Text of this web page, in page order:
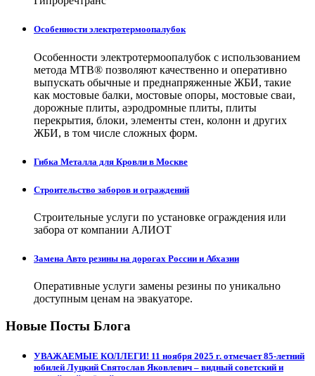
Особенности электротермоопалубок
Особенности электротермоопалубок с использованием
метода МТВ® позволяют качественно и оперативно
выпускать обычные и преднапряженные ЖБИ, такие
как мостовые балки, мостовые опоры, мостовые сваи,
дорожные плиты, аэродромные плиты, плиты
перекрытия, блоки, элементы стен, колонн и других
ЖБИ, в том числе сложных форм.
Гибка Металла для Кровли в Москве
Строительство заборов и ограждений
Строительные услуги по установке ограждения или
забора от компании АЛИОТ
Замена Авто резины на дорогах России и Абхазии
Оперативные услуги замены резины по уникально
доступным ценам на эвакуаторе.
Новые Посты Блога
УВАЖАЕМЫЕ КОЛЛЕГИ! 11 ноября 2025 г. отмечает 85-летний
юбилей Луцкий Святослав Яковлевич – видный советский и